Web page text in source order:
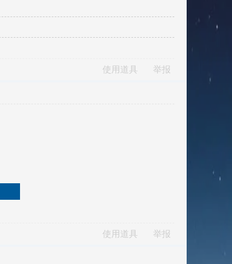
使用道具 举报
使用道具 举报